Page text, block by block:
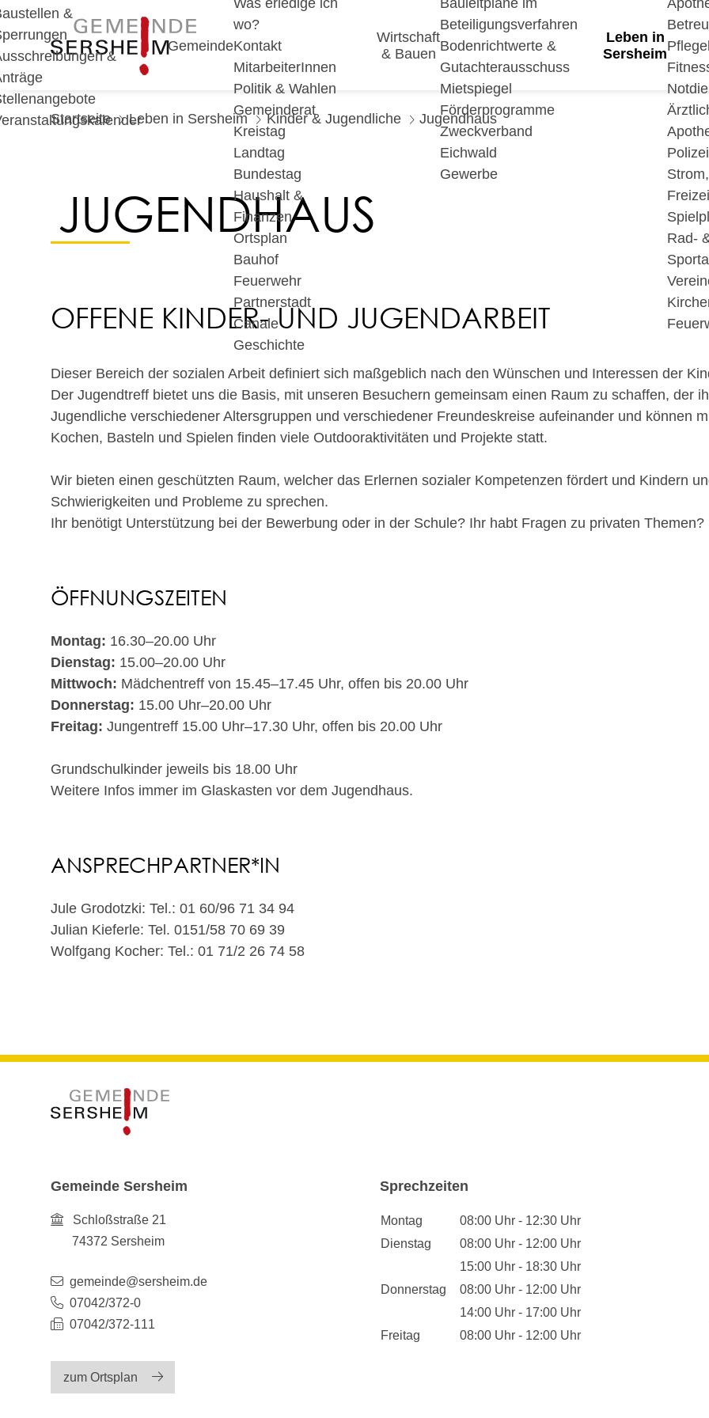
&
&
Gemeinde
wo?
Kontakt
MitarbeiterInnen
Politik & Wahlen
Gemeinderat
Kreistag
Landtag
Bundestag
Haushalt &
Finanzen
Ortsplan
Bauhof
Feuerwehr
Partnerstadt
Canale
Geschichte
Wirtschaft
& Bauen
Beteiligungsverfahren
Bodenrichtwerte &
Gutachterausschuss
Mietspiegel
Förderprogramme
Zweckverband
Eichwald
Gewerbe
Leben in
Sersheim
Rad-
Startseite Leben in Sersheim Kinder & Jugendliche Jugendhaus
JUGENDHAUS
OFFENE KINDER- UND JUGENDARBEIT
Dieser Bereich der sozialen Arbeit definiert sich maßgeblich nach den Wünschen und Interessen der
Der Jugendtreff bietet uns die Basis, mit unseren Besuchern gemeinsam einen Raum zu schaffen, der
Jugendliche verschiedener Altersgruppen und verschiedener Freundeskreise aufeinander und können
Kochen, Basteln und Spielen finden viele Outdooraktivitäten und Projekte statt.
Wir bieten einen geschützten Raum, welcher das Erlernen sozialer Kompetenzen fördert und Kindern
Schwierigkeiten und Probleme zu sprechen.
Ihr benötigt Unterstützung bei der Bewerbung oder in der Schule? Ihr habt Fragen zu privaten
ÖFFNUNGSZEITEN
Montag: 16.30–20.00 Uhr
Dienstag: 15.00–20.00 Uhr
Mittwoch: Mädchentreff von 15.45–17.45 Uhr, offen bis 20.00 Uhr
Donnerstag: 15.00 Uhr–20.00 Uhr
Freitag: Jungentreff 15.00 Uhr–17.30 Uhr, offen bis 20.00 Uhr
Grundschulkinder jeweils bis 18.00 Uhr
Weitere Infos immer im Glaskasten vor dem Jugendhaus.
ANSPRECHPARTNER*IN
Jule Grodotzki: Tel.: 01 60/96 71 34 94
Julian Kieferle: Tel. 0151/58 70 69 39
Wolfgang Kocher: Tel.: 01 71/2 26 74 58
Gemeinde Sersheim
Schloßstraße 21
74372 Sersheim
gemeinde@sersheim.de
07042/372-0
07042/372-111
zum Ortsplan
Sprechzeiten
Montag
08:00 Uhr - 12:30 Uhr
Dienstag
08:00 Uhr - 12:00 Uhr
15:00 Uhr - 18:30 Uhr
Donnerstag
08:00 Uhr - 12:00 Uhr
14:00 Uhr - 17:00 Uhr
Freitag
08:00 Uhr - 12:00 Uhr